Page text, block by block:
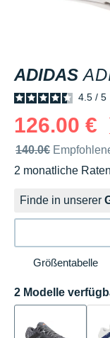
ADIDAS
4.5 / 5
126.00 €
Unverbindliche
140.0€
2 monatliche
Ohne Zusatzkosten
Finde in unserer
Größentabelle
2 Modelle